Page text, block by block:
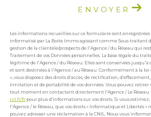
ENVOYER
Les informations recueillies sur ce formulaire sont
informatisé par La Boite Immo agissant comme Sous-traitant
gestion de la clientèle/prospects de l'Agence / du Réseau qui
Traitement de vos Données personnelles. La base légale du
légitime de l'Agence / du Réseau. Elles sont conservées jusqu'à
et sont destinées à l'Agence / au Réseau. Conformément à la
», vous disposez des droits d’accès, de rectification,
limitation et de portabilité de vos données. Vous pouvez retirer
tout moment en contactant directement l’Agence / Le Réseau.
nil.fr/fr pour plus d’informations sur vos droits. Si vous
l'Agence / le Réseau, que vos droits « Informatique et Libertés »
pouvez adresser une réclamation à la CNIL. Nous vous